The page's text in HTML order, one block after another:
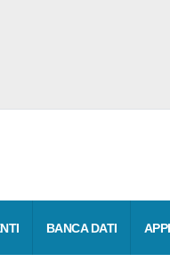
BANCA DATI